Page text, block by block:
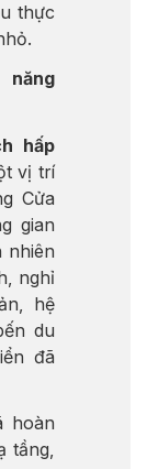
thực
hấp
vị trí
Cửa
gian
nhiên
nghỉ
hệ
du
đã
hoàn
tầng,